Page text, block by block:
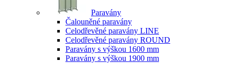
Paravány
Čalouněné paravány
Celodřevěné paravány LINE
Celodřevěné paravány ROUND
Paravány s výškou 1600 mm
Paravány s výškou 1900 mm